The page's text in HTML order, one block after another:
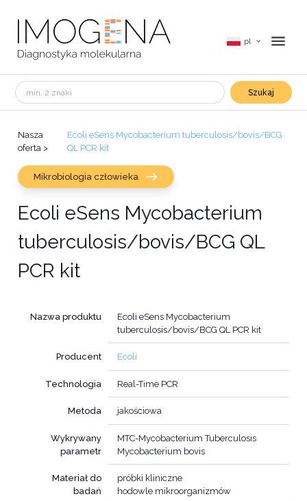
pl
Szukaj
Nasza
oferta >
Ecoli eSens Mycobacterium tuberculosis/bovis/BCG
QL PCR kit
Mikrobiologia człowieka
Ecoli eSens Mycobacterium
tuberculosis/bovis/BCG QL
PCR kit
Nazwa produktu
Ecoli eSens Mycobacterium
tuberculosis/bovis/BCG QL PCR kit
Producent Ecoli
Technologia Real-Time PCR
Metoda jakościowa
Wykrywany
parametr
MTC-Mycobacterium Tuberculosis
Mycobacterium bovis
Materiał do
badań
próbki kliniczne
hodowle mikroorganizmów